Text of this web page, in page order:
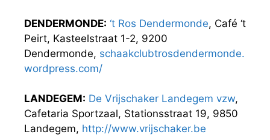
DENDERMONDE: ‘t Ros Dendermonde, Café ‘t
Peirt, Kasteelstraat 1-2, 9200
Dendermonde, schaakclubtrosdendermonde.
wordpress.com/
LANDEGEM: De Vrijschaker Landegem vzw,
Cafetaria Sportzaal, Stationsstraat 19, 9850
Landegem, http://www.vrijschaker.be